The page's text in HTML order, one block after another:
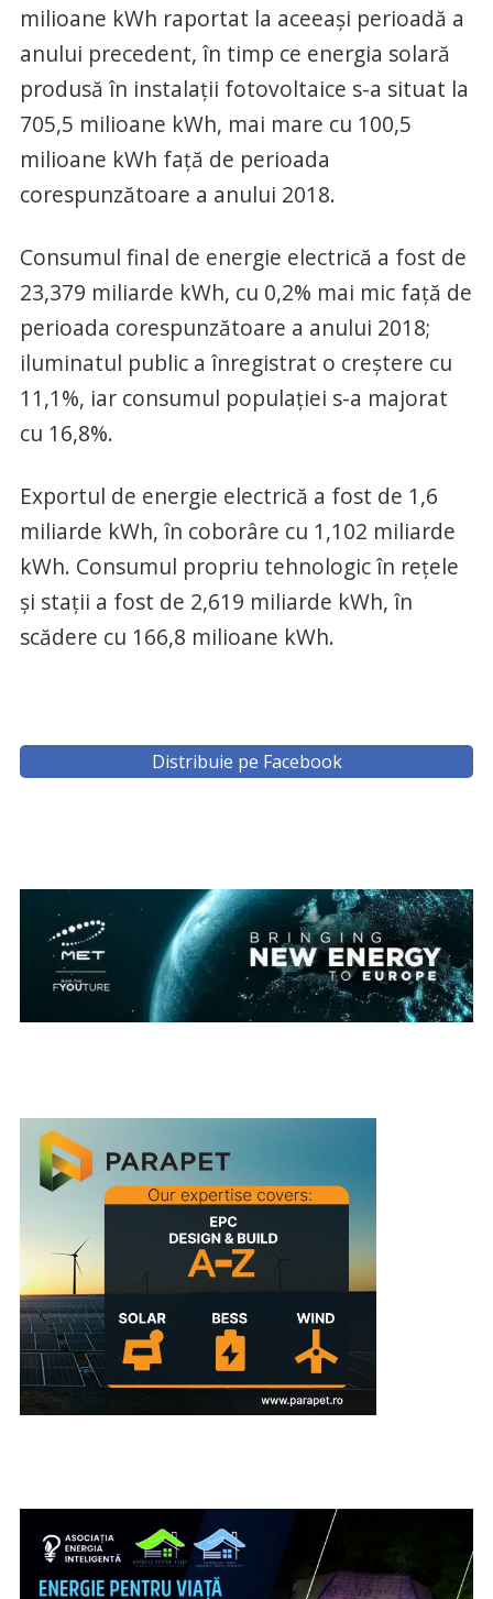
milioane kWh raportat la aceeaşi perioadă a
anului precedent, în timp ce energia solară
produsă în instalaţii fotovoltaice s-a situat la
705,5 milioane kWh, mai mare cu 100,5
milioane kWh faţă de perioada
corespunzătoare a anului 2018.
Consumul final de energie electrică a fost de
23,379 miliarde kWh, cu 0,2% mai mic faţă de
perioada corespunzătoare a anului 2018;
iluminatul public a înregistrat o creştere cu
11,1%, iar consumul populaţiei s-a majorat
cu 16,8%.
Exportul de energie electrică a fost de 1,6
miliarde kWh, în coborâre cu 1,102 miliarde
kWh. Consumul propriu tehnologic în reţele
şi staţii a fost de 2,619 miliarde kWh, în
scădere cu 166,8 milioane kWh.
Distribuie pe Facebook